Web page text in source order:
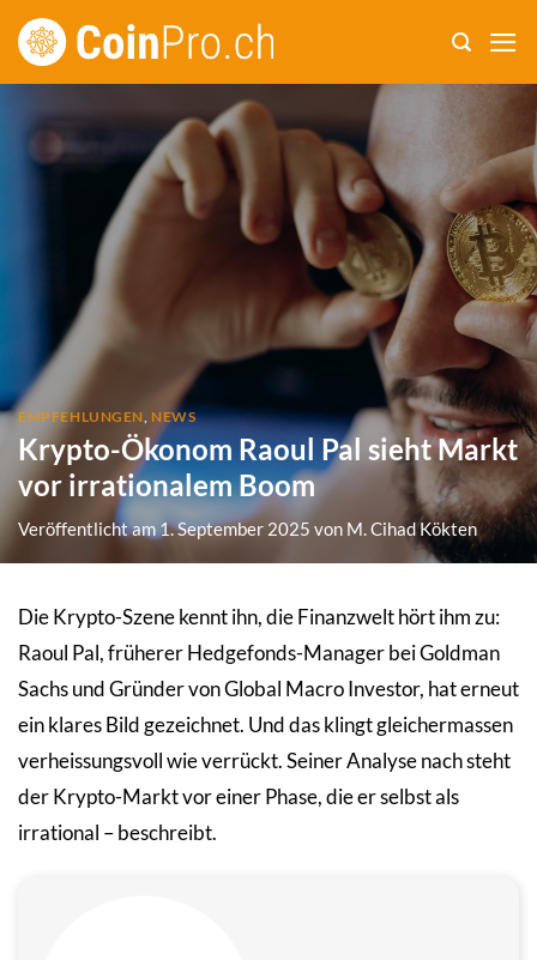
Zum
Inhalt
EMPFEHLUNGEN, NEWS
Krypto-Ökonom Raoul Pal sieht Markt
vor irrationalem Boom
Veröffentlicht am 1. September 2025 von M. Cihad Kökten
Die Krypto-Szene kennt ihn, die Finanzwelt hört ihm zu:
Raoul Pal, früherer Hedgefonds-Manager bei Goldman
Sachs und Gründer von Global Macro Investor, hat erneut
ein klares Bild gezeichnet. Und das klingt gleichermassen
verheissungsvoll wie verrückt. Seiner Analyse nach steht
der Krypto-Markt vor einer Phase, die er selbst als
irrational – beschreibt.